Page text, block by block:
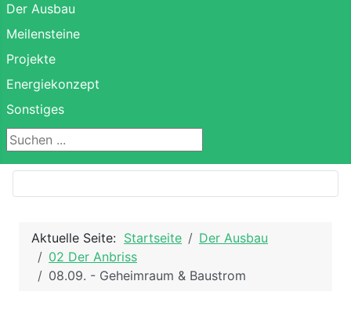
Der Ausbau
Meilensteine
Projekte
Energiekonzept
Sonstiges
Suchen ...
Aktuelle Seite: Startseite
Der Ausbau
02 Der Anbriss
08.09. - Geheimraum & Baustrom